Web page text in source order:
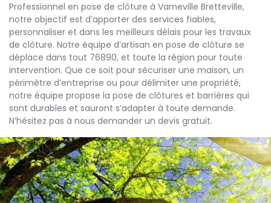
Professionnel en pose de clôture à Varneville Bretteville,
notre objectif est d’apporter des services fiables,
personnaliser et dans les meilleurs délais pour les travaux
de clôture. Notre équipe d’artisan en pose de clôture se
déplace dans tout 76890, et toute la région pour toute
intervention. Que ce soit pour sécuriser une maison, un
périmètre d’entreprise ou pour délimiter une propriété,
notre équipe propose la pose de clôtures et barrières qui
sont durables et sauront s’adapter à toute demande.
N’hésitez pas à nous demander un devis gratuit.